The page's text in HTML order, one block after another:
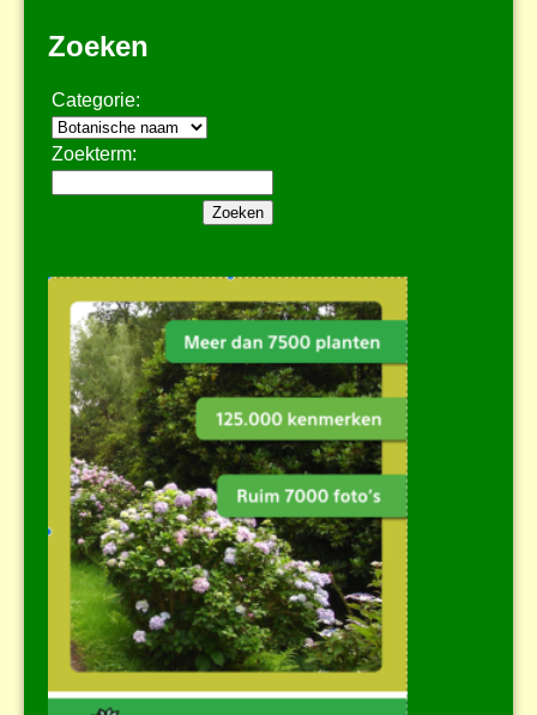
Zoeken
Categorie:
Zoekterm: